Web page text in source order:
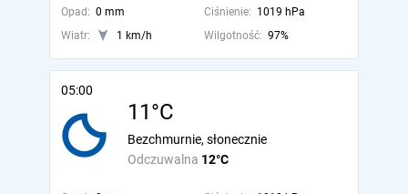
Opad: 0 mm Ciśnienie: 1019 hPa
Wiatr:
1 km/h Wilgotność: 97%
05:00
11°C
Odczuwalna 12°C
Bezchmurnie, słonecznie